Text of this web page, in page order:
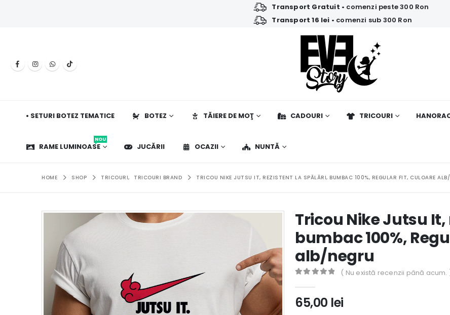
Transport Gratuit • comenzi peste 300 Ron
Transport 16 lei • comenzi sub 300 Ron
• SETURI BOTEZ TEMATICE BOTEZ TĂIERE DE MOŢ CADOURI TRICOURI
RAME LUMINOASE
NOU
JUCĂRII OCAZII NUNTĂ
HOME SHOP TRICOURI, TRICOURI BRAND TRICOU NIKE JUTSU IT, REZISTENT LA SPĂLĂRI, BUMBAC 100%, REGULAR FIT, CULOARE ALB/
Tricou Nike Jutsu
bumbac 100%,
alb/negru
( Nu există recenzii până acum.
65,00 lei